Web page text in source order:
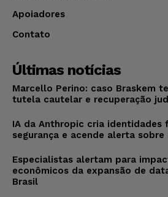
Apoiadores
Contato
Últimas notícias
Marcello Perino: caso Braskem
tutela cautelar e recuperação
IA da Anthropic cria identidades
segurança e acende alerta
Especialistas alertam para
econômicos da expansão de
Brasil